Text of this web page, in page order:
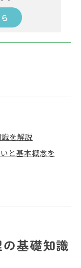
を解説
と基本概念を
清掃の基礎知
基礎知識